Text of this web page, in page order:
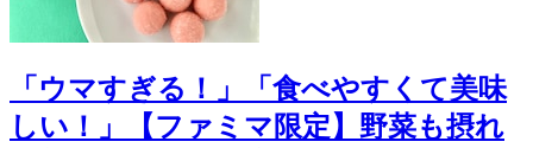
「ウマすぎる！」「食べやすくて美味
しい！」【ファミマ限定】野菜も摂れ